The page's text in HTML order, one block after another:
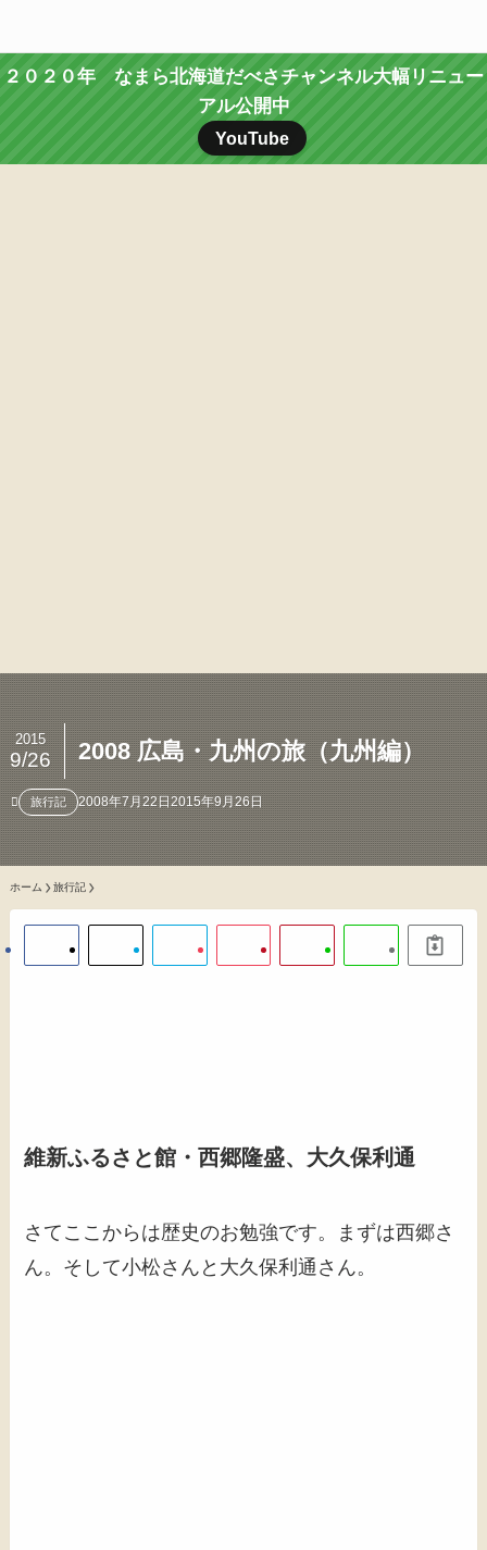
２０２０年 なまら北海道だべさチャンネル大幅リニュー
アル公開中
YouTube
2008 広島・九州の旅（九州編）
2015
9/26
旅行記 2008年7月22日2015年9月26日
ホーム 旅行記
維新ふるさと館・西郷隆盛、大久保利通
さてここからは歴史のお勉強です。まずは西郷さ
ん。そして小松さんと大久保利通さん。